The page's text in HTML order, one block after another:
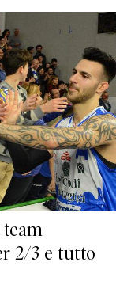
2/3 e tutto